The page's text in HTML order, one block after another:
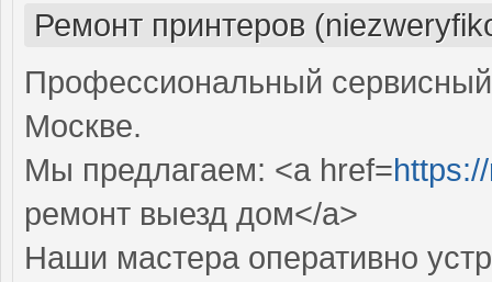
Ремонт принтеров
Профессиональный
Москве.
Мы предлагаем: <a href=
ремонт выезд дом</a>
Наши мастера оперативно